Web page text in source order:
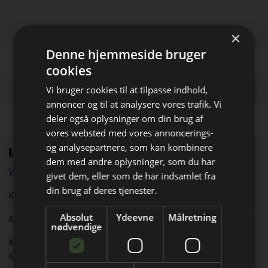
Bliv opdateret hver dag
Få de vigtigste nyheder om
byggebranchen
direkte i din indbakke
Mest læste
Vandværker i Randers kører på lånt tid
Kaospilot skal skabe kreative arkitektledere i Aarhus
Aarsleff vinder energiprojekter til 3,7 milliarder kroner
Aarsleff får ansvaret for at udvide kapaciteten rundt om
Københavns Hovedbanegård
×
Denne hjemmeside bruger
cookies
Vi bruger cookies til at tilpasse indhold,
annoncer og til at analysere vores trafik. Vi
deler også oplysninger om din brug af
vores websted med vores annoncerings-
og analysepartnere, som kan kombinere
dem med andre oplysninger, som du har
givet dem, eller som de har indsamlet fra
din brug af deres tjenester.
Absolut
nødvendige
Ydeevne Målretning